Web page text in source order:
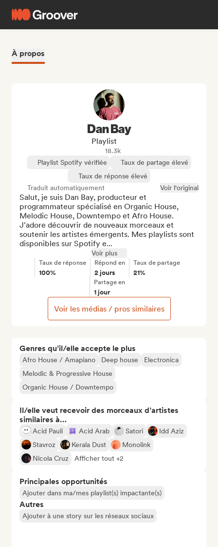
À propos
Genres qu’il/elle accepte le plus
Afro House / Amapiano Deep house
Electronica
Melodic & Progressive House
Organic House / Downtempo
Il/elle veut recevoir des morceaux d’artistes
similaires à…
Acid Pauli Acid Arab Satori
Idd Aziz
Stavroz
Kerala Dust
Monolink
Nicola Cruz
Afficher tout +2
Principales opportunités
Ajouter dans ma/mes playlist(s) impactante(s)
Autres
Ajouter à une story sur les réseaux sociaux
Dan Bay
Playlist
18.3k
Playlist Spotify vérifiée
Taux de partage élevé
Taux de réponse élevé
Traduit automatiquement
Voir l'original
Salut, je suis Dan Bay, producteur et
programmateur spécialisé en Organic House,
Melodic House, Downtempo et Afro House.
J'adore découvrir de nouveaux morceaux et
soutenir les artistes émergents. Mes playlists sont
disponibles sur Spotify e...
Voir plus
Taux de réponse
100%
Répond en
2 jours
Taux de partage
21%
Partage en
1 jour
Voir les médias / pros similaires